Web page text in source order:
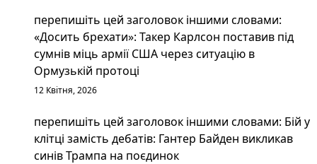
перепишіть цей заголовок іншими словами:
«Досить брехати»: Такер Карлсон поставив під
сумнів міць армії США через ситуацію в
Ормузькій протоці
12 Квітня, 2026
перепишіть цей заголовок іншими словами: Бій у
клітці замість дебатів: Гантер Байден викликав
синів Трампа на поєдинок